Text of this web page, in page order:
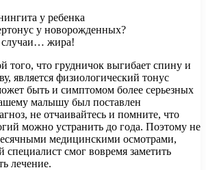
у ребенка
у новорожденных?
случаи… жира!
того, что грудничок выгибает спину и
является физиологический тонус
быть и симптомом более серьезных
малышу был поставлен
не отчаивайтесь и помните, что
можно устранить до года. Поэтому не
медицинскими осмотрами,
смог вовремя заметить
лечение.